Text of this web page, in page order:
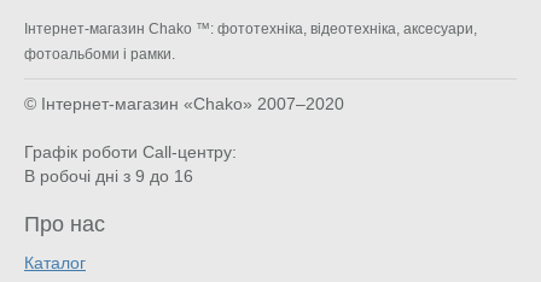
Інтернет-магазин Chako ™: фототехніка, відеотехніка, аксесуари,
фотоальбоми і рамки.
© Інтернет-магазин «Chako» 2007–2020
Графік роботи Call-центру:
В робочі дні з 9 до 16
Про нас
Каталог